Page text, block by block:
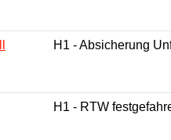
H1 - Absicherung
H1 - RTW